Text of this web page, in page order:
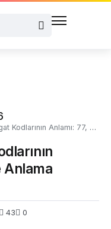
Anlamı: 77, 66 ve 13 Ne Anlama Geliyor?
Anlama
43 0